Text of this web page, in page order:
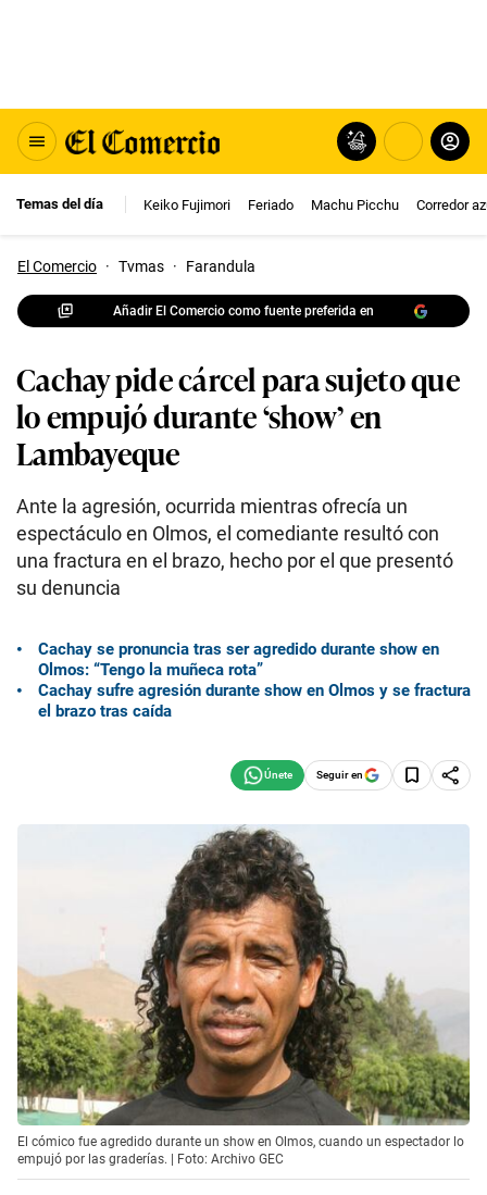
Temas del día Keiko Fujimori Feriado Machu Picchu Corredor
El Comercio · Tvmas · Farandula
Añadir El Comercio como fuente preferida en
Cachay pide cárcel para sujeto que
lo empujó durante ‘show’ en
Lambayeque
Ante la agresión, ocurrida mientras ofrecía un
espectáculo en Olmos, el comediante resultó con
una fractura en el brazo, hecho por el que presentó
su denuncia
Cachay se pronuncia tras ser agredido durante show en
Olmos: “Tengo la muñeca rota”
Cachay sufre agresión durante show en Olmos y se fractura
el brazo tras caída
Seguir en
El cómico fue agredido durante un show en Olmos, cuando un espectador lo
empujó por las graderías. | Foto: Archivo GEC